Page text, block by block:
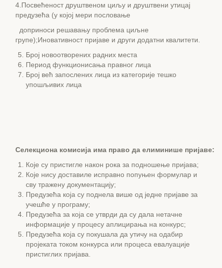
4.Посвећеност друштвеном циљу и друштвени утицај
предузећа (у којој мери пословање
доприноси решавању проблема циљне
групе);Иновативност пријаве и други додатни квалитети.
Број новоотворених радних места
Период функционисања правног лица
Број већ запослених лица из категорије тешко
упошљивих лица
Селекциона комисија има право да елиминише пријаве:
Које су пристигле након рока за подношење пријава;
Које нису доставиле исправно попуњен формулар и
сву тражену документацију;
Предузећа која су поднела више од једне пријаве за
учешће у програму;
Предузећа за која се утврди да су дала нетачне
информације у процесу аплицирања на конкурс;
Предузећа која су покушала да утичу на одабир
пројеката током конкурса или процеса евалуације
пристиглих пријава.